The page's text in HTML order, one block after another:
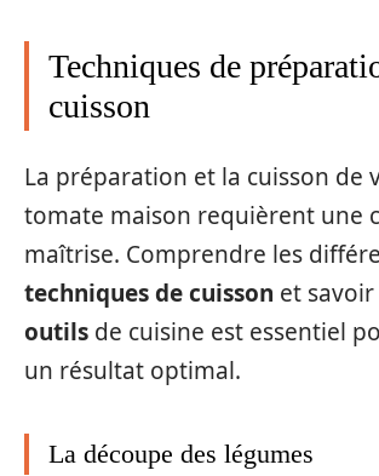
Techniques de
cuisson
La préparation et la cuisson de
tomate maison requièrent une
maîtrise. Comprendre les
techniques de cuisson et
outils de cuisine est essentiel
un résultat optimal.
La découpe des légumes